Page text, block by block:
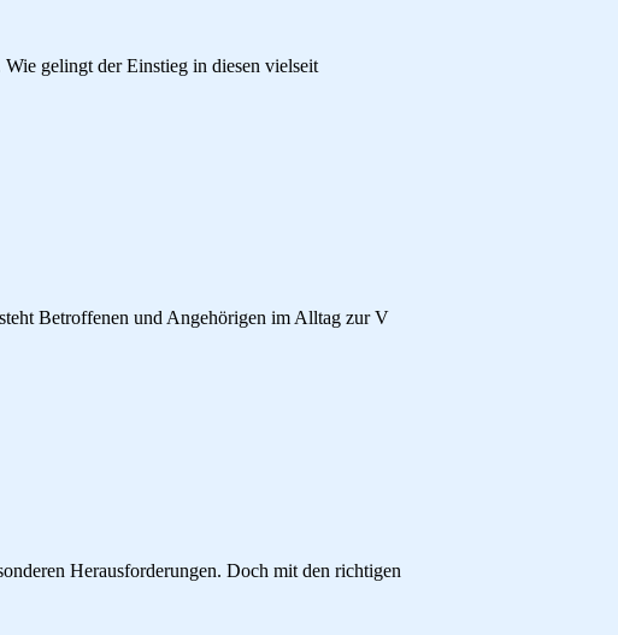
gelingt der Einstieg in diesen vielseit
Betroffenen und Angehörigen im Alltag zur V
Herausforderungen. Doch mit den richtigen